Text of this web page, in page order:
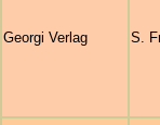
Georgi Verlag S.